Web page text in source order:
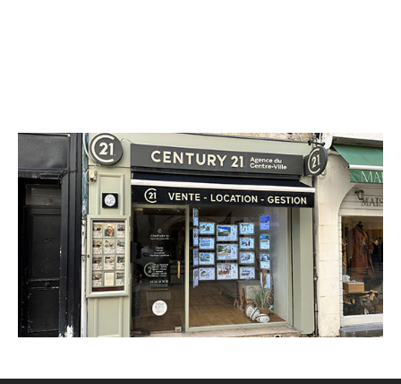
CENTURY 21 Agence du Centre Ville
40 rue Saint-Yon
LA ROCHELLE - 17000
Envoyer un message
Téléphoner à l'agence